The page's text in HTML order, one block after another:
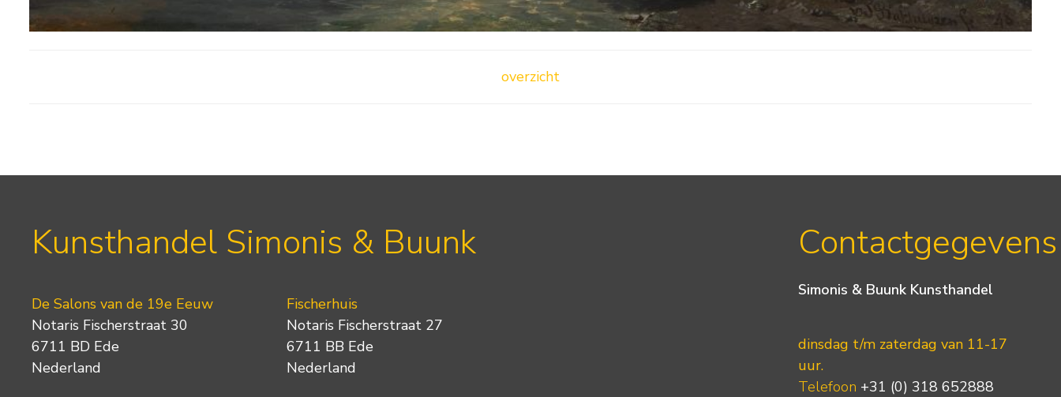
overzicht
Kunsthandel Simonis & Buunk
De Salons van de 19e Eeuw
Notaris Fischerstraat 30
6711 BD Ede
Nederland
Fischerhuis
Notaris Fischerstraat 27
6711 BB Ede
Nederland
Contactgegevens
Simonis & Buunk Kunsthandel
dinsdag t/m zaterdag van 11-17
uur.
Telefoon +31 (0) 318 652888